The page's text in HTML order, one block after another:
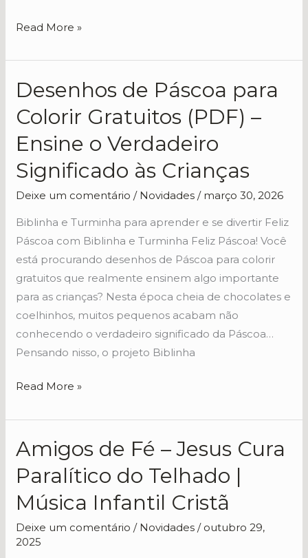
Read More »
Desenhos de Páscoa para
Colorir Gratuitos (PDF) –
Ensine o Verdadeiro
Significado às Crianças
Deixe um comentário / Novidades / março 30, 2026
Biblinha e Turminha para aprender e se divertir Feliz
Páscoa com Biblinha e Turminha Feliz Páscoa! Você
está procurando desenhos de Páscoa para colorir
gratuitos que realmente ensinem algo importante
para as crianças? Nesta época cheia de chocolates e
coelhinhos, muitos pequenos acabam não
conhecendo o verdadeiro significado da Páscoa…
Pensando nisso, o projeto Biblinha
Desenhos
Páscoa
para
Gratuitos
(PDF)
Read More »
Amigos de Fé – Jesus Cura
Paralítico do Telhado |
Música Infantil Cristã
Deixe um comentário / Novidades / outubro 29,
2025
Amigos
Fé
–
Cura